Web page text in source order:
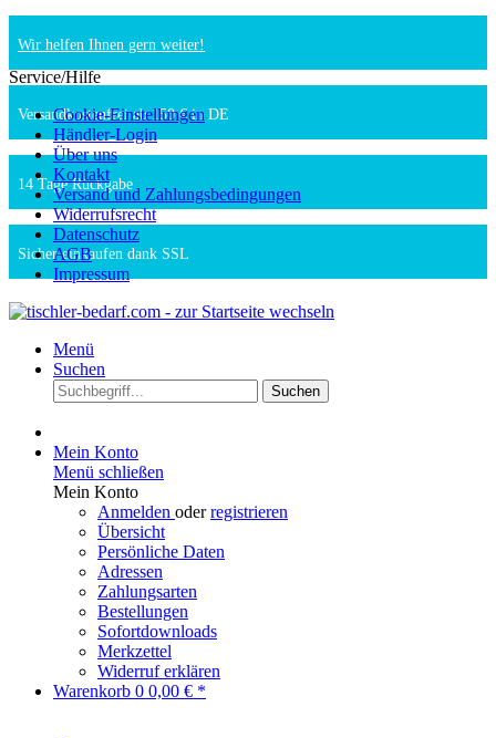
Wir helfen Ihnen gern weiter!
Versandkostenfrei ab 150 € in DE
14 Tage Rückgabe
Sicher einkaufen dank SSL
Service/Hilfe
Cookie-Einstellungen
Händler-Login
Über uns
Kontakt
Versand und Zahlungsbedingungen
Widerrufsrecht
Datenschutz
AGB
Impressum
Menü
Suchen
Suchen
Mein Konto
Menü schließen
Mein Konto
Anmelden oderregistrieren
Übersicht
Persönliche Daten
Adressen
Zahlungsarten
Bestellungen
Sofortdownloads
Merkzettel
Widerruf erklären
Warenkorb 0 0,00 € *